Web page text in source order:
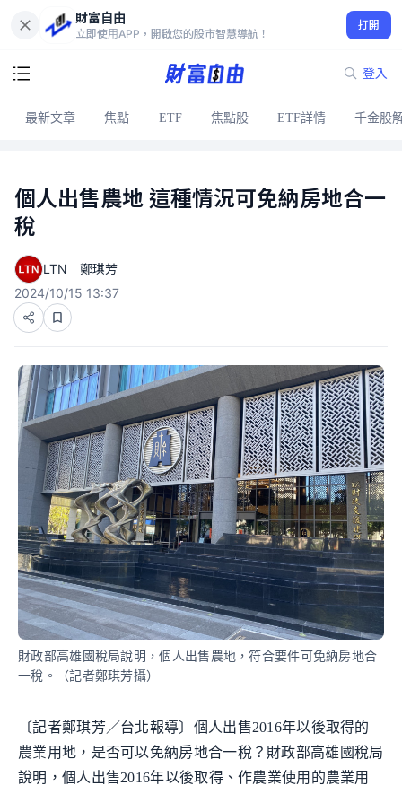
財富自由
立即使用APP，開啟您的股市智慧導航！
打開
登入
最新文章 焦點 ETF 焦點股 ETF詳情 千金股
個人出售農地 這種情況可免納房地合一
稅
LTN｜鄭琪芳
2024/10/15 13:37
財政部高雄國稅局說明，個人出售農地，符合要件可免納房地合
一稅。（記者鄭琪芳攝）
〔記者鄭琪芳／台北報導〕個人出售2016年以後取得的
農業用地，是否可以免納房地合一稅？財政部高雄國稅局
說明，個人出售2016年以後取得、作農業使用的農業用